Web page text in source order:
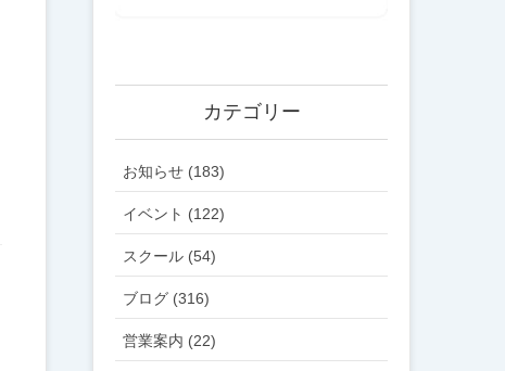
カテゴリー
お知らせ (183)
イベント (122)
スクール (54)
ブログ (316)
営業案内 (22)